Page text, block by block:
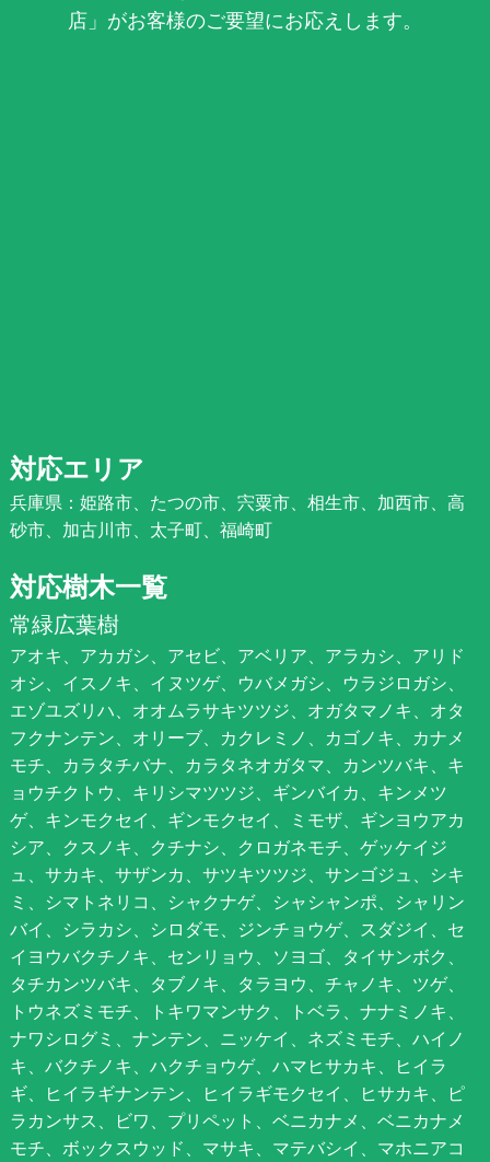
店」がお客様のご要望にお応えします。
対応エリア
兵庫県：姫路市、たつの市、宍粟市、相生市、加西市、高
砂市、加古川市、太子町、福崎町
対応樹木一覧
常緑広葉樹
アオキ、アカガシ、アセビ、アベリア、アラカシ、アリド
オシ、イスノキ、イヌツゲ、ウバメガシ、ウラジロガシ、
エゾユズリハ、オオムラサキツツジ、オガタマノキ、オタ
フクナンテン、オリーブ、カクレミノ、カゴノキ、カナメ
モチ、カラタチバナ、カラタネオガタマ、カンツバキ、キ
ョウチクトウ、キリシマツツジ、ギンバイカ、キンメツ
ゲ、キンモクセイ、ギンモクセイ、ミモザ、ギンヨウアカ
シア、クスノキ、クチナシ、クロガネモチ、ゲッケイジ
ュ、サカキ、サザンカ、サツキツツジ、サンゴジュ、シキ
ミ、シマトネリコ、シャクナゲ、シャシャンポ、シャリン
バイ、シラカシ、シロダモ、ジンチョウゲ、スダジイ、セ
イヨウバクチノキ、センリョウ、ソヨゴ、タイサンボク、
タチカンツバキ、タブノキ、タラヨウ、チャノキ、ツゲ、
トウネズミモチ、トキワマンサク、トベラ、ナナミノキ、
ナワシログミ、ナンテン、ニッケイ、ネズミモチ、ハイノ
キ、バクチノキ、ハクチョウゲ、ハマヒサカキ、ヒイラ
ギ、ヒイラギナンテン、ヒイラギモクセイ、ヒサカキ、ピ
ラカンサス、ビワ、プリペット、ベニカナメ、ベニカナメ
モチ、ボックスウッド、マサキ、マテバシイ、マホニアコ